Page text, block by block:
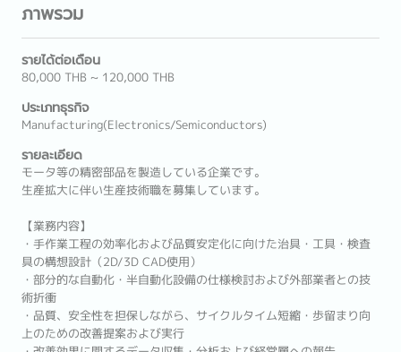
ภาพรวม
รายได้ต่อเดือน
80,000 THB ~ 120,000 THB
ประเภทธุรกิจ
Manufacturing(Electronics/Semiconductors)
รายละเอียด
モータ等の精密部品を製造している企業です。
生産拡大に伴い生産技術職を募集しています。
【業務内容】
・手作業工程の効率化および品質安定化に向けた治具・工具・検査
具の構想設計（2D/3D CAD使用）
・部分的な自動化・半自動化設備の仕様検討および外部業者との技
術折衝
・品質、安全性を担保しながら、サイクルタイム短縮・歩留まり向
上のための改善提案および実行